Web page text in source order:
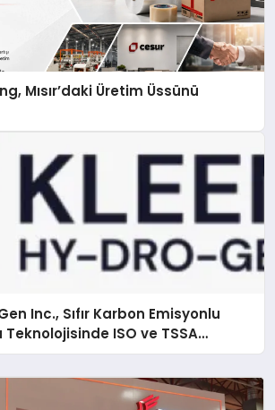
Mısır’daki Üretim Üssünü
Inc., Sıfır Karbon Emisyonlu
Teknolojisinde ISO ve TSSA
Aldı